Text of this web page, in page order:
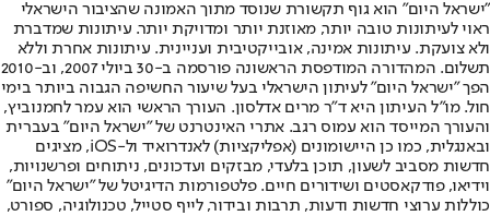
"ישראל היום" הוא גוף תקשורת שנוסד מתוך האמונה שהציבור הישראלי
ראוי לעיתונות טובה יותר, מאוזנת יותר ומדויקת יותר. עיתונות שמדברת
ולא צועקת. עיתונות אמינה, אובייקטיבית ועניינית. עיתונות אחרת וללא
תשלום. המהדורה המודפסת הראשונה פורסמה ב-30 ביולי 2007, וב-2010
הפך "ישראל היום" לעיתון הישראלי בעל שיעור החשיפה הגבוה ביותר בימי
חול. מו"ל העיתון היא ד"ר מרים אדלסון. העורך הראשי הוא עמר לחמנוביץ,
והעורך המייסד הוא עמוס רגב. אתרי האינטרנט של "ישראל היום" בעברית
ובאנגלית, כמו כן היישומונים (אפליקציות) לאנדרואיד ול-iOS, מציגים
חדשות מסביב לשעון, תוכן בלעדי, מבזקים ועדכונים, ניתוחים ופרשנויות,
וידיאו, פודקאסטים ושידורים חיים. פלטפורמות הדיגיטל של "ישראל היום"
כוללות ערוצי חדשות ודעות, תרבות ובידור, לייף סטייל, טכנולוגיה, ספורט,